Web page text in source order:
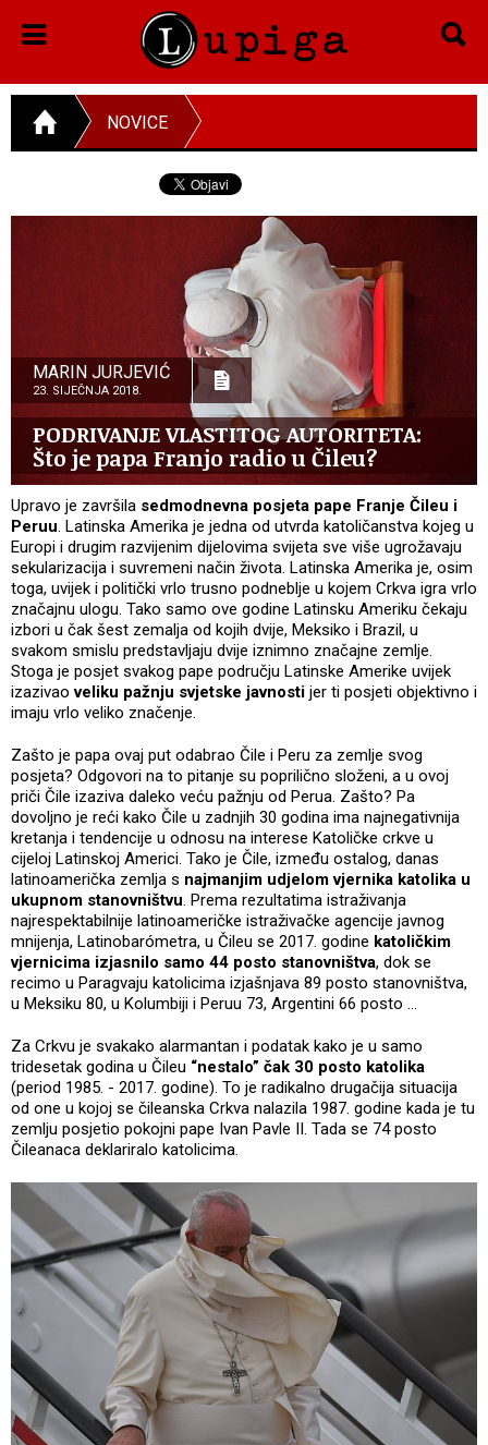
NOVICE
MARIN JURJEVIĆ
23. SIJEČNJA 2018.
PODRIVANJE VLASTITOG AUTORITETA:
Što je papa Franjo radio u Čileu?
Upravo je završila sedmodnevna posjeta pape Franje Čileu i
Peruu. Latinska Amerika je jedna od utvrda katoličanstva kojeg u
Europi i drugim razvijenim dijelovima svijeta sve više ugrožavaju
sekularizacija i suvremeni način života. Latinska Amerika je, osim
toga, uvijek i politički vrlo trusno podneblje u kojem Crkva igra vrlo
značajnu ulogu. Tako samo ove godine Latinsku Ameriku čekaju
izbori u čak šest zemalja od kojih dvije, Meksiko i Brazil, u
svakom smislu predstavljaju dvije iznimno značajne zemlje.
Stoga je posjet svakog pape području Latinske Amerike uvijek
izazivaoveliku pažnju svjetske javnosti jer ti posjeti objektivno i
imaju vrlo veliko značenje.
Zašto je papa ovaj put odabrao Čile i Peru za zemlje svog
posjeta? Odgovori na to pitanje su poprilično složeni, a u ovoj
priči Čile izaziva daleko veću pažnju od Perua. Zašto? Pa
dovoljno je reći kako Čile u zadnjih 30 godina ima najnegativnija
kretanja i tendencije u odnosu na interese Katoličke crkve u
cijeloj Latinskoj Americi. Tako je Čile, između ostalog, danas
latinoamerička zemlja s najmanjim udjelom vjernika katolika u
ukupnom stanovništvu. Prema rezultatima istraživanja
najrespektabilnije latinoameričke istraživačke agencije javnog
mnijenja, Latinobarómetra, u Čileu se 2017. godine katoličkim
vjernicima izjasnilo samo 44 posto stanovništva, dok se
recimo u Paragvaju katolicima izjašnjava 89 posto stanovništva,
u Meksiku 80, u Kolumbiji i Peruu 73, Argentini 66 posto ...
Za Crkvu je svakako alarmantan i podatak kako je u samo
tridesetak godina u Čileu “nestalo” čak 30 posto katolika
(period 1985. - 2017. godine). To je radikalno drugačija situacija
od one u kojoj se čileanska Crkva nalazila 1987. godine kada je tu
zemlju posjetio pokojni pape Ivan Pavle II. Tada se 74 posto
Čileanaca deklariralo katolicima.